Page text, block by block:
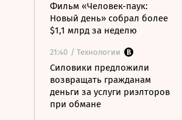
Фильм «Человек-паук:
Новый день» собрал более
$1,1 млрд за неделю
21:40 / Технологии
Силовики предложили
возвращать гражданам
деньги за услуги риэлторов
при обмане